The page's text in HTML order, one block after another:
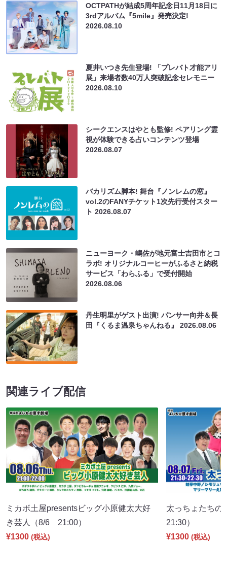
OCTPATHが結成5周年記念日11月18日に
3rdアルバム『5mile』発売決定!
2026.08.10
夏井いつき先生登場! 「プレバト才能アリ
展」来場者数40万人突破記念セレモニー
2026.08.10
シークエンスはやとも監修! ペアリング霊
視が体験できる占いコンテンツ登場
2026.08.07
バカリズム脚本! 舞台『ノンレムの窓』
vol.2のFANYチケット1次先行受付スター
ト2026.08.07
ニューヨーク・嶋佐が地元富士吉田市とコ
ラボ! オリジナルコーヒーがふるさと納税
サービス「わらふる」で受付開始
2026.08.06
丹生明里がゲスト出演! パンサー向井＆長
田『くるま温泉ちゃんねる』2026.08.06
関連ライブ配信
ミカボ土屋presentsビッグ小原健太大好
き芸人（8/6 21:00）
¥1300 (税込)
太っちょたち
21:30）
¥1300 (税込)